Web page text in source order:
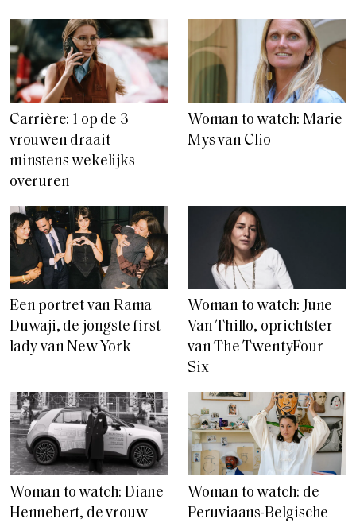
Carrière: 1 op de 3
vrouwen draait
minstens wekelijks
overuren
Woman to watch: Marie
Mys van Clio
Een portret van Rama
Duwaji, de jongste first
lady van New York
Woman to watch: June
Van Thillo, oprichtster
van The TwentyFour
Six
Woman to watch: Diane
Hennebert, de vrouw
Woman to watch: de
Peruviaans-Belgische